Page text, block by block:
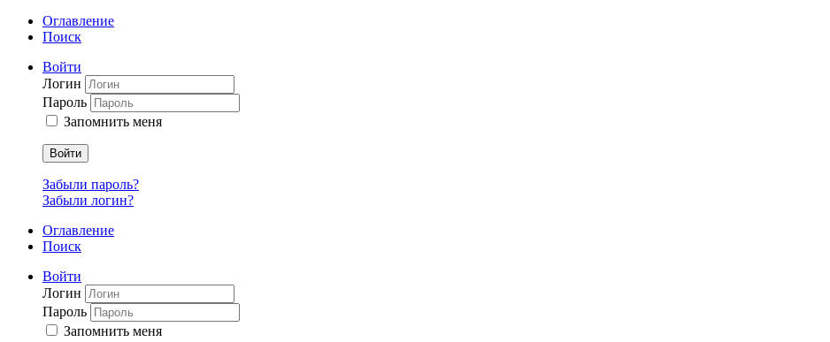
Оглавление
Поиск
Войти
Логин
Пароль
Запомнить меня
Войти
Забыли пароль?
Забыли логин?
Оглавление
Поиск
Войти
Логин
Пароль
Запомнить меня